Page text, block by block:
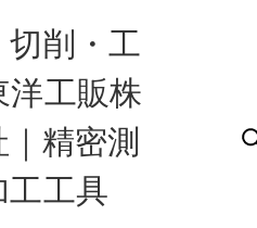
削・工
工販株
精密測
工工具